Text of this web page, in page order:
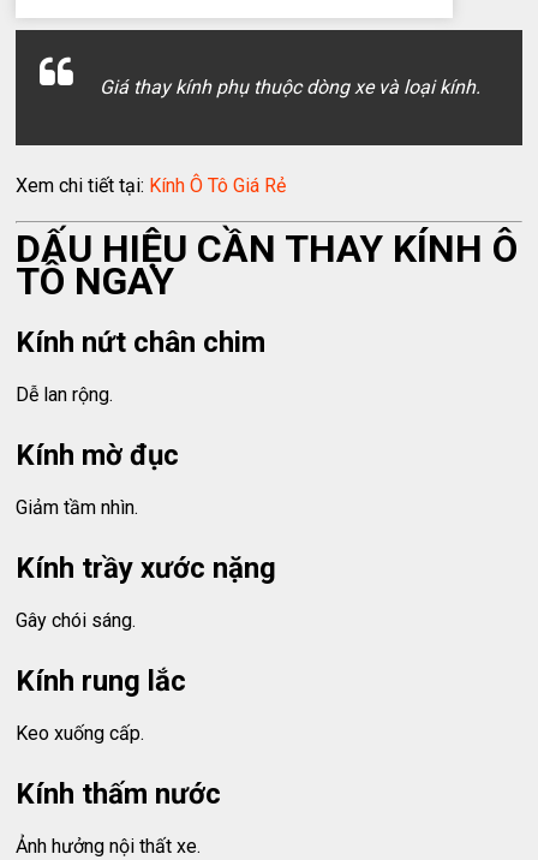
Giá thay kính phụ thuộc dòng xe và loại kính.
Xem chi tiết tại: Kính Ô Tô Giá Rẻ
DẤU HIỆU CẦN THAY KÍNH Ô
TÔ NGAY
Kính nứt chân chim
Dễ lan rộng.
Kính mờ đục
Giảm tầm nhìn.
Kính trầy xước nặng
Gây chói sáng.
Kính rung lắc
Keo xuống cấp.
Kính thấm nước
Ảnh hưởng nội thất xe.